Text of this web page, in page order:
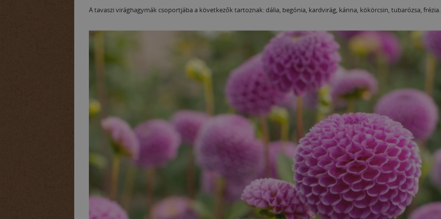
A tavaszi virághagymák csoportjába a következők tartoznak: dália, begónia, kardvirág, kánna, kökörcsin, tubarózsa, frézia.